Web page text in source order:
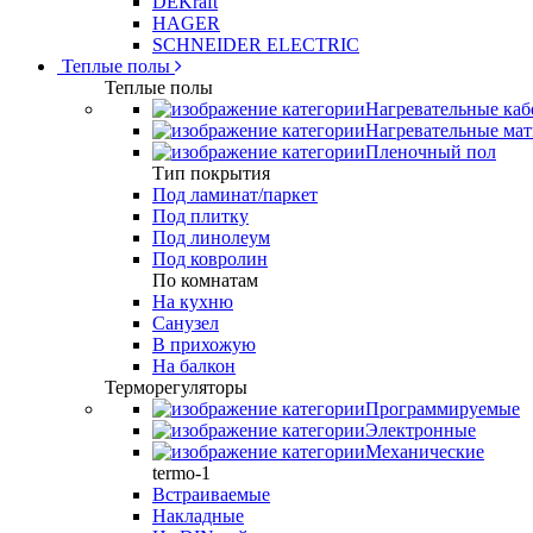
HAGER
SCHNEIDER ELECTRIC
Теплые полы
Теплые полы
Нагревательные
Нагревательные
Пленочный пол
Тип покрытия
Под ламинат/паркет
Под плитку
Под линолеум
Под ковролин
По комнатам
На кухню
Санузел
В прихожую
На балкон
Терморегуляторы
Программируемые
Электронные
Механические
termo-1
Встраиваемые
Накладные